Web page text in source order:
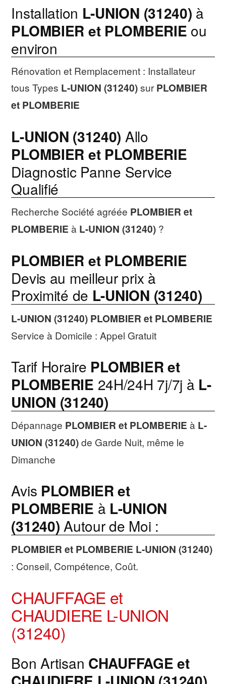
Installation L-UNION (31240) à
PLOMBIER et PLOMBERIE ou
environ
Rénovation et Remplacement : Installateur
tous Types L-UNION (31240)surPLOMBIER
et PLOMBERIE
L-UNION (31240) Allo
PLOMBIER et PLOMBERIE
Diagnostic Panne Service
Qualifié
Recherche Société agréée PLOMBIER et
PLOMBERIE à L-UNION (31240) ?
PLOMBIER et PLOMBERIE
Devis au meilleur prix à
Proximité de L-UNION (31240)
L-UNION (31240) PLOMBIER et PLOMBERIE
Service à Domicile : Appel Gratuit
Tarif Horaire PLOMBIER et
PLOMBERIE 24H/24H 7j/7j à L-
UNION (31240)
Dépannage PLOMBIER et PLOMBERIE à L-
UNION (31240)de Garde Nuit, même le
Dimanche
Avis PLOMBIER et
PLOMBERIE à L-UNION
(31240) Autour de Moi :
PLOMBIER et PLOMBERIE L-UNION (31240)
: Conseil, Compétence, Coût.
CHAUFFAGE et
CHAUDIERE L-UNION
(31240)
Bon Artisan CHAUFFAGE et